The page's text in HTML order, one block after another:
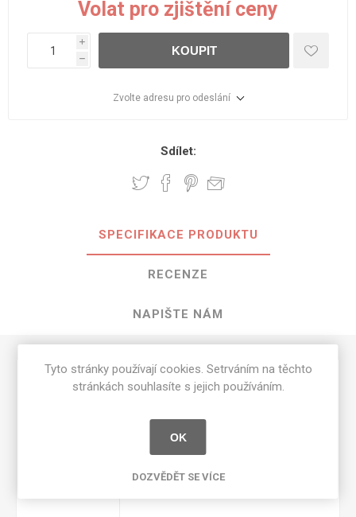
Volat pro zjištění ceny
i
h
KOUPIT
Zvolte adresu pro odeslání
Sdílet:
SPECIFIKACE PRODUKTU
RECENZE
NAPIŠTE NÁM
Tloušťka 1 mm
23mm
Tyto stránky používají cookies. Setrváním na těchto
stránkách souhlasíte s jejich používáním.
OK
DOZVĚDĚT SE VÍCE